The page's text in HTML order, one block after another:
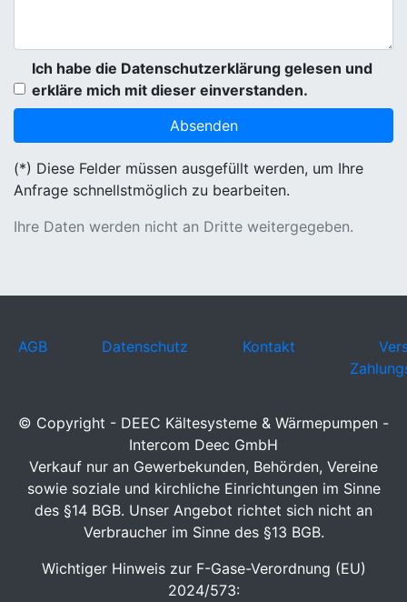
Ich habe die Datenschutzerklärung gelesen und
erkläre mich mit dieser einverstanden.
(*) Diese Felder müssen ausgefüllt werden, um Ihre
Anfrage schnellstmöglich zu bearbeiten.
Ihre Daten werden nicht an Dritte weitergegeben.
AGB Datenschutz Kontakt
© Copyright - DEEC Kältesysteme & Wärmepumpen -
Intercom Deec GmbH
Verkauf nur an Gewerbekunden, Behörden, Vereine
sowie soziale und kirchliche Einrichtungen im Sinne
des §14 BGB. Unser Angebot richtet sich nicht an
Verbraucher im Sinne des §13 BGB.
Wichtiger Hinweis zur F-Gase-Verordnung (EU)
2024/573: